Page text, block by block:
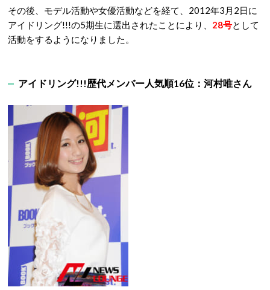
その後、モデル活動や女優活動などを経て、2012年3月2日に
アイドリング!!!の5期生に選出されたことにより、 28号として
活動をするようになりました。
アイドリング!!!歴代メンバー人気順16位：河村唯さん